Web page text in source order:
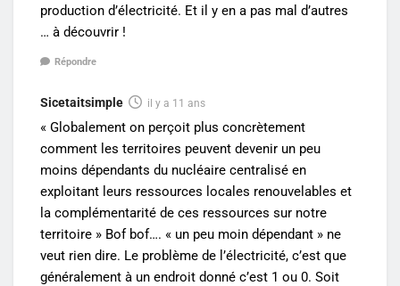
production d’électricité. Et il y en a pas mal d’autres
… à découvrir !
Répondre
Sicetaitsimple il y a 11 ans
« Globalement on perçoit plus concrètement
comment les territoires peuvent devenir un peu
moins dépendants du nucléaire centralisé en
exploitant leurs ressources locales renouvelables et
la complémentarité de ces ressources sur notre
territoire » Bof bof…. « un peu moin dépendant » ne
veut rien dire. Le problème de l’électricité, c’est que
généralement à un endroit donné c’est 1 ou 0. Soit